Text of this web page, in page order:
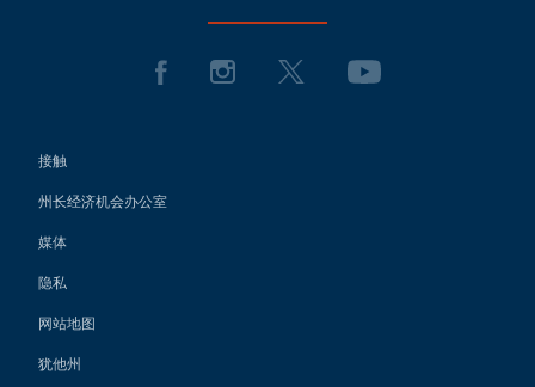
接触
州长经济机会办公室
媒体
隐私
网站地图
犹他州